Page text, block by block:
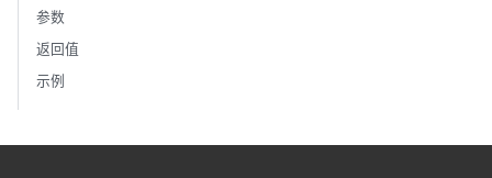
参数
返回值
示例